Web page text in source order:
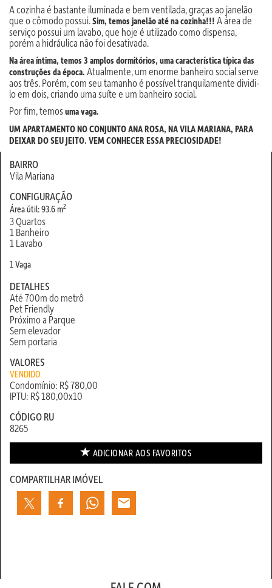
A cozinha é bastante iluminada e bem ventilada, graças ao janelão
que o cômodo possui.Sim, temos janelão até na cozinha!!! A área de
serviço possui um lavabo, que hoje é utilizado como dispensa,
porém a hidráulica não foi desativada.
Na área íntima, temos 3 amplos dormitórios, uma característica típica das
construções da época. Atualmente, um enorme banheiro social serve
aos três. Porém, com seu tamanho é possível tranquilamente dividi-
lo em dois, criando uma suíte e um banheiro social.
Por fim, temosuma vaga.
UM APARTAMENTO NO CONJUNTO ANA ROSA, NA VILA MARIANA, PARA
DEIXAR DO SEU JEITO. VEM CONHECER ESSA PRECIOSIDADE!
BAIRRO
Vila Mariana
CONFIGURAÇÃO
Área útil: 93.6 m2
3 Quartos
1 Banheiro
1 Lavabo
1 Vaga
DETALHES
Até 700m do metrô
Pet Friendly
Próximo a Parque
Sem elevador
Sem portaria
VALORES
VENDIDO
Condomínio: R$ 780,00
IPTU: R$ 180,00x10
CÓDIGO RU
8265
ADICIONAR AOS FAVORITOS
COMPARTILHAR IMÓVEL